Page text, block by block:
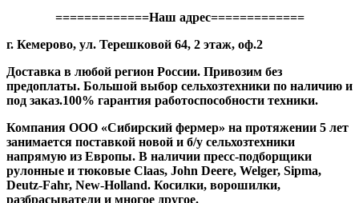
=============Наш адрес=============
г. Кемерово, ул. Терешковой 64, 2 этаж, оф.2
Доставка в любой регион России. Привозим без
предоплаты. Большой выбор сельхозтехники по наличию и
под заказ.100% гарантия работоспособности техники.
Компания ООО «Сибирский фермер» на протяжении 5 лет
занимается поставкой новой и б/у сельхозтехники
напрямую из Европы. В наличии пресс-подборщики
рулонные и тюковые Claas, John Deere, Welger, Sipma,
Deutz-Fahr, New-Holland. Косилки, ворошилки,
разбрасыватели и многое другое.